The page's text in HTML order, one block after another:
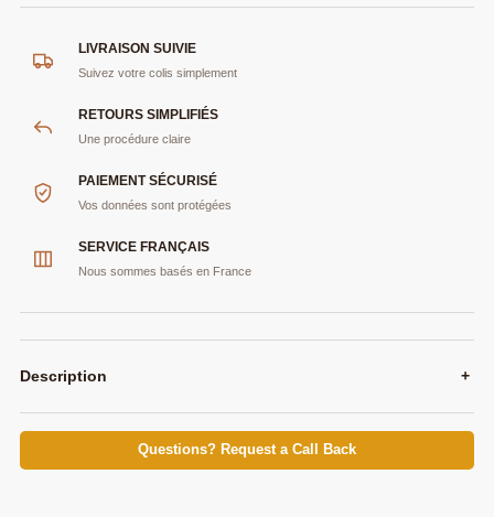
LIVRAISON SUIVIE
Suivez votre colis simplement
RETOURS SIMPLIFIÉS
Une procédure claire
PAIEMENT SÉCURISÉ
Vos données sont protégées
SERVICE FRANÇAIS
Nous sommes basés en France
Description +
Questions? Request a Call Back